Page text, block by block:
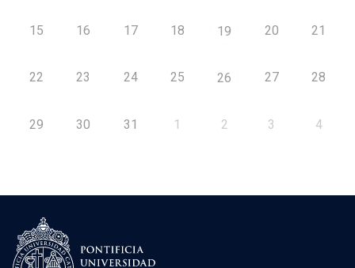
15 16 17 18 19 20 21
22 23 24 25 26 27 28
29 30 31 1 2 3 4